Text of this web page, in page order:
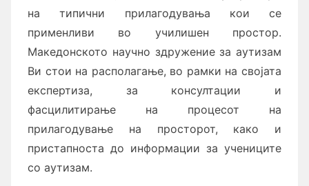
на типични прилагодувања кои се
применливи во училишен простор.
Македонското научно здружение за аутизам
Ви стои на располагање, во рамки на својата
експертиза, за консултации и
фасцилитирање на процесот на
прилагодување на просторот, како и
пристапноста до информации за учениците
со аутизам.